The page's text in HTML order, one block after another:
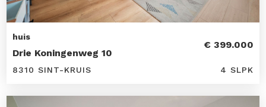
huis
Drie Koningenweg 10
€ 399.000
8310 SINT-KRUIS 4 SLPK